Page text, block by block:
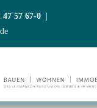
47 57 67-0